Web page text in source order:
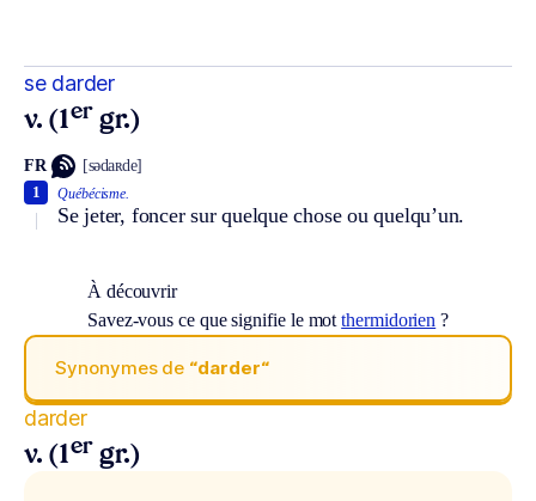
se darder
v. (1er gr.)
FR [sədaʀde]
Québécisme.
Se jeter, foncer sur quelque chose ou quelqu’un.
1
À découvrir
Savez-vous ce que signifie le motthermidorien ?
Synonymes de “darder“
darder
v. (1er gr.)